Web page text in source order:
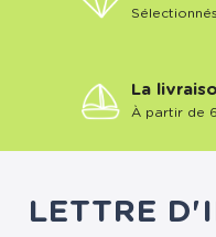
La
À partir de
LETTRE